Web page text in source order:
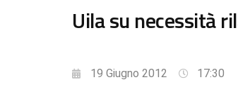
Uila su necessità
19 Giugno 2012 17:30